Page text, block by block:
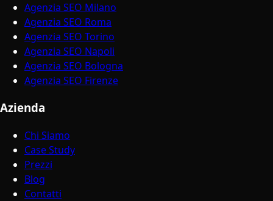
Agenzia SEO Milano
Agenzia SEO Roma
Agenzia SEO Torino
Agenzia SEO Napoli
Agenzia SEO Bologna
Agenzia SEO Firenze
Azienda
Chi Siamo
Case Study
Prezzi
Blog
Contatti